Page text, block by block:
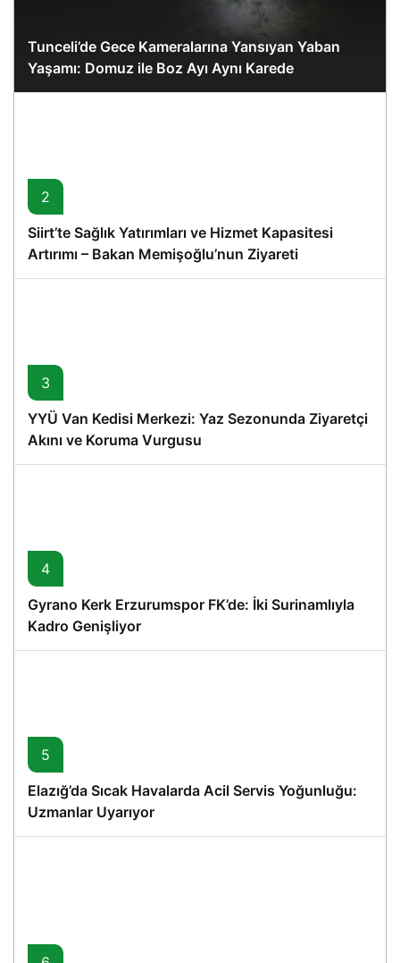
Tunceli’de Gece Kameralarına Yansıyan Yaban
Yaşamı: Domuz ile Boz Ayı Aynı Karede
2
Siirt’te Sağlık Yatırımları ve Hizmet Kapasitesi
Artırımı – Bakan Memişoğlu’nun Ziyareti
3
YYÜ Van Kedisi Merkezi: Yaz Sezonunda Ziyaretçi
Akını ve Koruma Vurgusu
4
Gyrano Kerk Erzurumspor FK’de: İki Surinamlıyla
Kadro Genişliyor
5
Elazığ’da Sıcak Havalarda Acil Servis Yoğunluğu:
Uzmanlar Uyarıyor